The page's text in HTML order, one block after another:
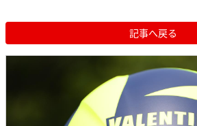
記事へ戻る